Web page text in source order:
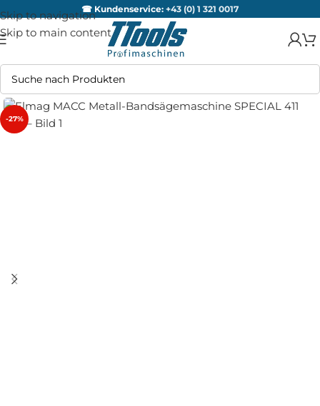
Skip to navigation
Skip to main content
☎ Kundenservice: +43 (0) 1 321 0017
-27%